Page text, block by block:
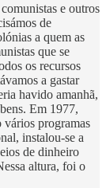
e outros
de
a quem as
que se
os recursos
a gastar
havido amanhã,
Em 1977,
vários programas
instalou-se a
de dinheiro
altura, foi o